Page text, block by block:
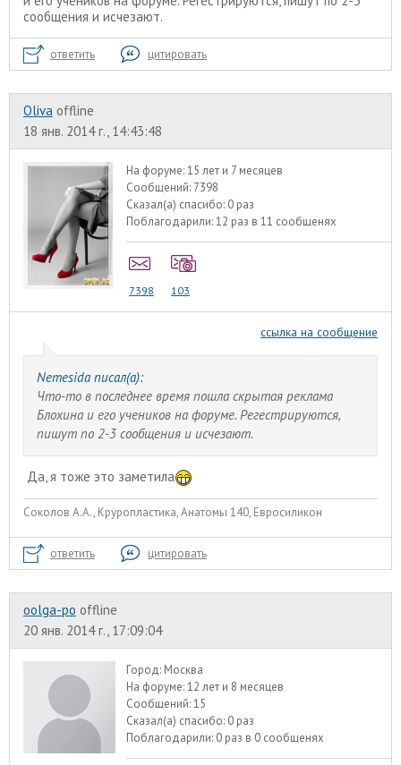
сообщения и исчезают.
ответить цитировать
Oliva offline
18 янв. 2014 г., 14:43:48
На форуме:15 лет и 7 месяцев
Сообщений: 7398
Сказал(а) спасибо: 0 раз
Поблагодарили:12 раз в 11 сообщенях
7398 103
ссылка на сообщение
Nemesida писал(а):
Что-то в последнее время пошла скрытая реклама
Блохина и его учеников на форуме. Регестрируются,
пишут по 2-3 сообщения и исчезают.
Да, я тоже это заметила
Соколов А.А., Круропластика, Анатомы 140, Евросиликон
ответить цитировать
oolga-po offline
20 янв. 2014 г., 17:09:04
Город: Москва
На форуме:12 лет и 8 месяцев
Сообщений:15
Сказал(а) спасибо: 0 раз
Поблагодарили: 0 раз в 0 сообщенях